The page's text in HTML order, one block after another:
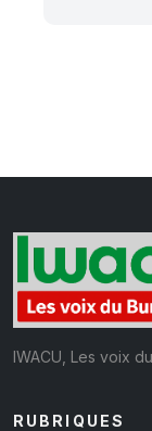
IWACU, Les voix
RUBRIQUES